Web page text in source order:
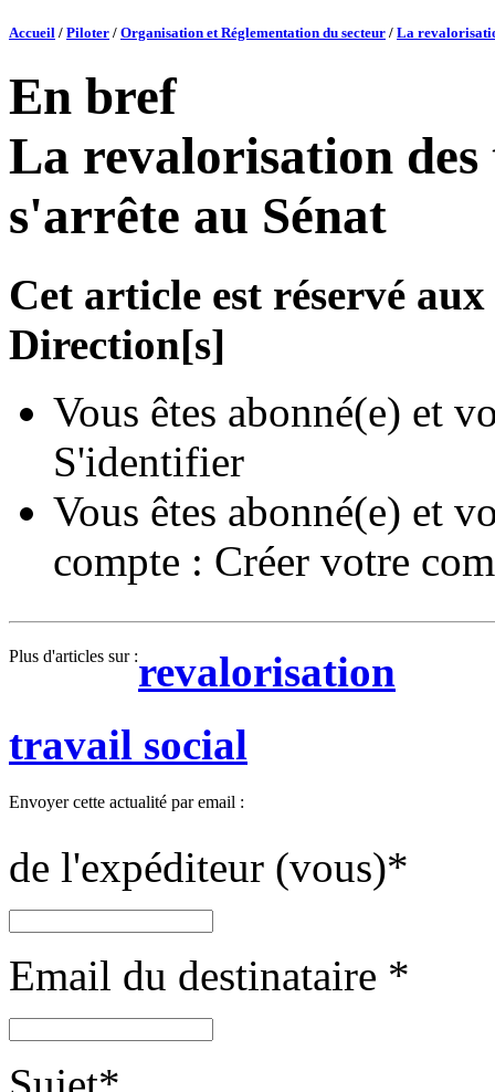
Accueil / Piloter / Organisation et Réglementation du secteur / La
En bref
La revalorisation
s'arrête au Sénat
Cet article est réservé
Direction[s]
Vous êtes abonné(e) et
S'identifier
Vous êtes abonné(e) et
compte : Créer votre
Plus d'articles sur :revalorisation
travail social
Envoyer cette actualité par email :
de l'expéditeur (vous)*
Email du destinataire *